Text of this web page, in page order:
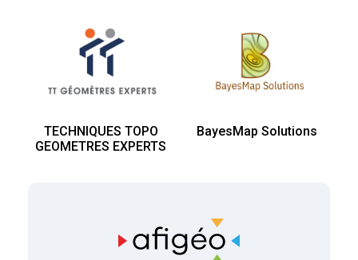
TECHNIQUES TOPO
GEOMETRES EXPERTS
BayesMap Solutions